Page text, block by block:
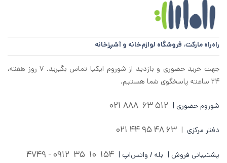
راه‌راه مارکت، فروشگاه لوازم‌خانه و آشپزخانه
جهت خرید حضوری و بازدید از شوروم ایکیا تماس بگیرید. ۷ روز هفته،
۲۴ ساعته پاسخگوی شما هستیم.
شوروم حضوری | 512 63 888 021
دفتر مرکزی |
63 48 95 44 021
پشتیبانی فروش | بله / واتس‌اپ | 154 10 35